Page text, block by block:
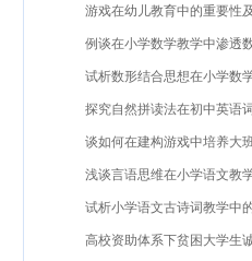
游戏在幼儿教育中的重要性及
例谈在小学数学教学中渗透数
试析数形结合思想在小学数学
探究自然拼读法在初中英语词
谈如何在建构游戏中培养大班
浅谈言语思维在小学语文教学
试析小学语文古诗词教学中的
高校资助体系下贫困大学生诚